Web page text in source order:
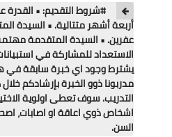
#شروط التقديم: • القدرة
أربعة أشهر متتالية. • السيدة
عفرين. • السيدة المتقدمة
الاستعداد للمشاركة في
يشترط وجود اي خبرة سابقة في
مدربونا ذوو الخبرة بإرشادكم
التدريب. سوف تعطى اولوية
اشخاص ذوي اعاقة او اصابات،
السن.